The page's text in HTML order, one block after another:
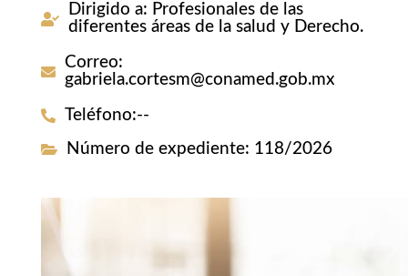
Dirigido a: Profesionales de las
diferentes áreas de la salud y Derecho.
Correo:
gabriela.cortesm@conamed.gob.mx
Teléfono:--
Número de expediente: 118/2026